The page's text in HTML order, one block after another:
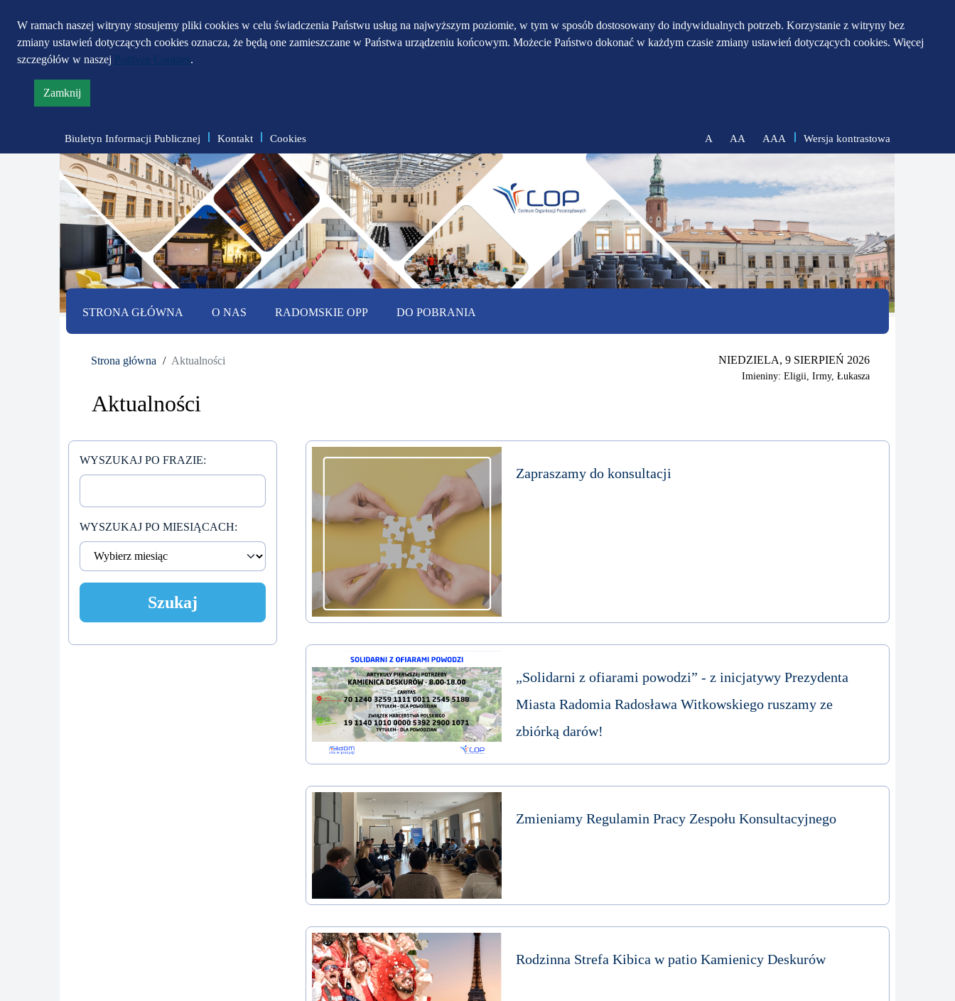
W ramach naszej witryny stosujemy pliki cookies w celu świadczenia Państwu usług na najwyższym poziomie, w tym w sposób dostosowany do indywidualnych potrzeb. Korzystanie z witryny bez
zmiany ustawień dotyczących cookies oznacza, że będą one zamieszczane w Państwa urządzeniu końcowym. Możecie Państwo dokonać w każdym czasie zmiany ustawień dotyczących cookies. Więcej
szczegółów w naszej
.
Zamknij
informację
polityce
prywatności
Przejdź do głównego
menu
Przejdź do treści
Przejdź do mapy
serwisu
Biuletyn Informacji Publicznej Kontakt Cookies
A
zmniejsz
AA
zresetuj
AAA
zwiększ
Wersja kontrastowa
STRONA GŁÓWNA O NAS RADOMSKIE OPP DO POBRANIA
NIEDZIELA, 9 SIERPIEŃ 2026
Imieniny: Eligii, Irmy, Łukasza
Strona główna Aktualności
Aktualności
WYSZUKAJ PO FRAZIE:
WYSZUKAJ PO MIESIĄCACH:
Szukaj
Zapraszamy do konsultacji
„Solidarni z ofiarami powodzi” - z inicjatywy Prezydenta
Miasta Radomia Radosława Witkowskiego ruszamy ze
zbiórką darów!
Zmieniamy Regulamin Pracy Zespołu Konsultacyjnego
Rodzinna Strefa Kibica w patio Kamienicy Deskurów